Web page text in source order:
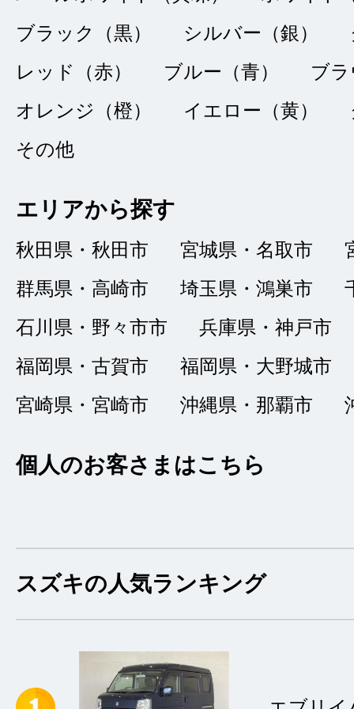
品質：5 ｜ 説明：
ネットで車を購入
ないまま無事納車
サービスも最高で
★★★★★
4 点
総合評価
丁寧な対応
HIKARI
販売店の評価
品質：5｜ 説明：
初めての車購入と
あったのですが、
決め購入ができま
ブラック（黒）
シルバー（銀）
レッド（赤）
ブルー（青）
ブ
オレンジ（橙）
イエロー（黄）
その他
エリアから探す
秋田県・秋田市 宮城県・名取市
群馬県・高崎市
埼玉県・鴻巣市
石川県・野々市市
兵庫県・神戸市
福岡県・古賀市
福岡県・大野城市
宮崎県・宮崎市
沖縄県・那覇市
個人のお客さまはこちら
スズキの人気ランキング